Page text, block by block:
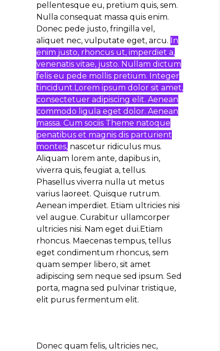
pellentesque eu, pretium quis, sem.
Nulla consequat massa quis enim.
Donec pede justo, fringilla vel,
aliquet nec, vulputate eget, arcu. In
enim justo, rhoncus ut, imperdiet a,
venenatis vitae, justo. Nullam dictum
felis eu pede mollis pretium. Integer
tincidunt.Lorem ipsum dolor sit amet,
consectetuer adipiscing elit. Aenean
commodo ligula eget dolor. Aenean
massa. Cum sociis Theme natoque
penatibus et magnis dis parturient
montes, nascetur ridiculus mus.
Aliquam lorem ante, dapibus in,
viverra quis, feugiat a, tellus.
Phasellus viverra nulla ut metus
varius laoreet. Quisque rutrum.
Aenean imperdiet. Etiam ultricies nisi
vel augue. Curabitur ullamcorper
ultricies nisi. Nam eget dui.Etiam
rhoncus. Maecenas tempus, tellus
eget condimentum rhoncus, sem
quam semper libero, sit amet
adipiscing sem neque sed ipsum. Sed
porta, magna sed pulvinar tristique,
elit purus fermentum elit.
Donec quam felis, ultricies nec,